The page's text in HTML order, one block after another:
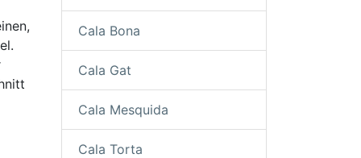
Cala Bona
Cala Gat
Cala Mesquida
Cala Torta